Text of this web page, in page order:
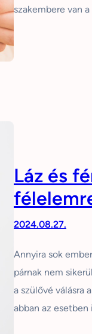
szakembere van
Láz és
2024.08.27.
Annyira sok
párnak nem
a szülővé válásra
abban az esetben